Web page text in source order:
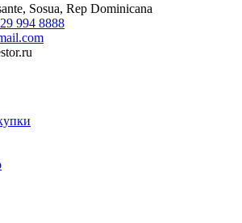
Sosua, Rep Dominicana
994 8888